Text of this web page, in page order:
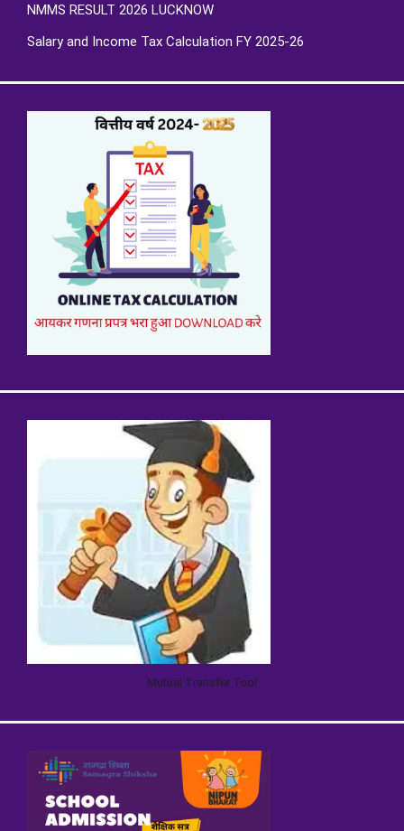
NMMS RESULT 2026 LUCKNOW
Salary and Income Tax Calculation FY 2025-26
Mutual Transfer Tool